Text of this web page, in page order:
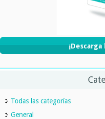
Todas las categorías
General